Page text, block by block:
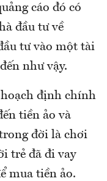
cáo đó có
đầu tư về
tư vào một tài
như vậy.
hoạch định chính
tiền ảo và
đời là chơi
trẻ đã đi vay
mua tiền ảo.